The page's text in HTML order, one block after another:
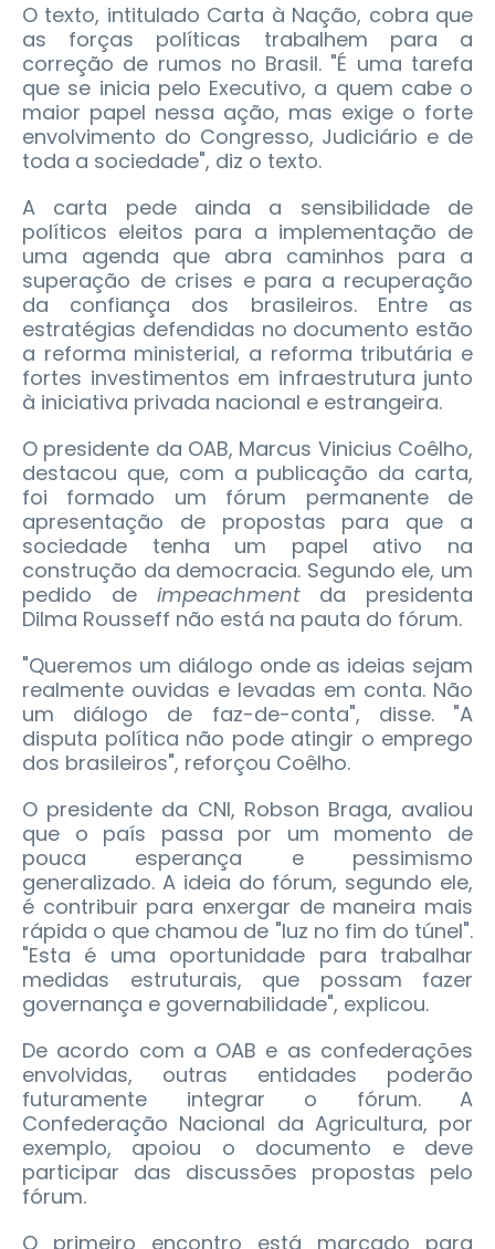
O texto, intitulado Carta à Nação, cobra que
as forças políticas trabalhem para a
correção de rumos no Brasil. "É uma tarefa
que se inicia pelo Executivo, a quem cabe o
maior papel nessa ação, mas exige o forte
envolvimento do Congresso, Judiciário e de
toda a sociedade", diz o texto.
A carta pede ainda a sensibilidade de
políticos eleitos para a implementação de
uma agenda que abra caminhos para a
superação de crises e para a recuperação
da confiança dos brasileiros. Entre as
estratégias defendidas no documento estão
a reforma ministerial, a reforma tributária e
fortes investimentos em infraestrutura junto
à iniciativa privada nacional e estrangeira.
O presidente da OAB, Marcus Vinicius Coêlho,
destacou que, com a publicação da carta,
foi formado um fórum permanente de
apresentação de propostas para que a
sociedade tenha um papel ativo na
construção da democracia. Segundo ele, um
pedido de impeachmentda presidenta
Dilma Rousseff não está na pauta do fórum.
"Queremos um diálogo onde as ideias sejam
realmente ouvidas e levadas em conta. Não
um diálogo de faz-de-conta", disse. "A
disputa política não pode atingir o emprego
dos brasileiros", reforçou Coêlho.
O presidente da CNI, Robson Braga, avaliou
que o país passa por um momento de
pouca esperança e pessimismo
generalizado. A ideia do fórum, segundo ele,
é contribuir para enxergar de maneira mais
rápida o que chamou de "luz no fim do túnel".
"Esta é uma oportunidade para trabalhar
medidas estruturais, que possam fazer
governança e governabilidade", explicou.
De acordo com a OAB e as confederações
envolvidas, outras entidades poderão
futuramente integrar o fórum. A
Confederação Nacional da Agricultura, por
exemplo, apoiou o documento e deve
participar das discussões propostas pelo
fórum.
O primeiro encontro está marcado para